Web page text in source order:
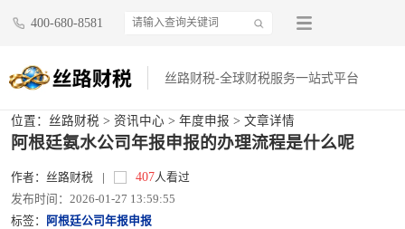
400-680-8581
丝路财税-全球财税服务一站式平台
位置： 丝路财税 > 资讯中心 > 年度申报 > 文章详情
阿根廷氨水公司年报申报的办理流程是什么呢
作者：丝路财税 407人看过
发布时间：2026-01-27 13:59:55
标签：
阿根廷公司年报申报